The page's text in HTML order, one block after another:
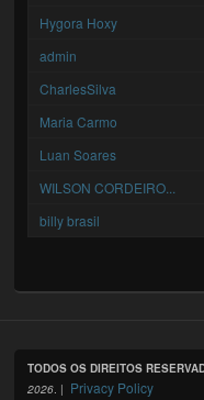
Hygora Hoxy
admin
CharlesSilva
Maria Carmo
Luan Soares
WILSON CORDEIRO...
billy brasil
TODOS OS DIREITOS
2026. | Privacy Policy